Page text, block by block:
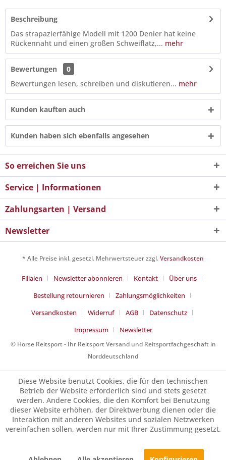
Beschreibung
Das strapazierfähige Modell mit 1200 Denier hat keine
Rückennaht und einen großen Schweiflatz,... mehr
Bewertungen
0
Bewertungen lesen, schreiben und diskutieren... mehr
Kunden kauften auch
Kunden haben sich ebenfalls angesehen
So erreichen Sie uns
Service | Informationen
Zahlungsarten | Versand
Newsletter
* Alle Preise inkl. gesetzl. Mehrwertsteuer zzgl.Versandkosten
Filialen Newsletter abonnieren Kontakt
Über uns
Bestellung retournieren
Zahlungsmöglichkeiten
Versandkosten
Widerruf AGB
Datenschutz
Impressum
Newsletter
© Horse Reitsport - Ihr Reitsport Versand und Reitsportfachgeschäft in
Norddeutschland
Diese Website benutzt Cookies, die für den technischen
Betrieb der Website erforderlich sind und stets gesetzt
werden. Andere Cookies, die den Komfort bei Benutzung
dieser Website erhöhen, der Direktwerbung dienen oder die
Interaktion mit anderen Websites und sozialen Netzwerken
vereinfachen sollen, werden nur mit Ihrer Zustimmung gesetzt.